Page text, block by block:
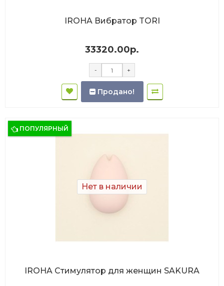
IROHA Вибратор TORI
33320.00р.
- +
Продано!
ПОПУЛЯРНЫЙ
Нет в наличии
IROHA Стимулятор для женщин SAKURA